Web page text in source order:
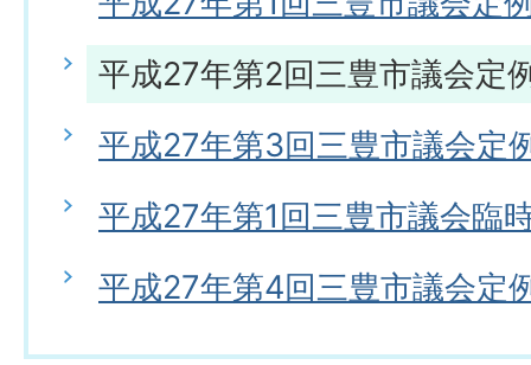
平成27年第2回三豊市議会定
平成27年第3回三豊市議会定
平成27年第1回三豊市議会臨
平成27年第4回三豊市議会定